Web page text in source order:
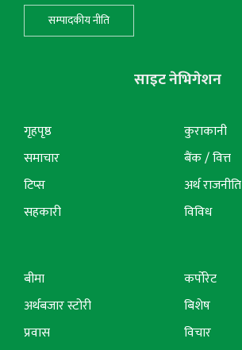
सम्पादकीय नीति
साइट नेभिगेशन
गृहपृष्ठ
समाचार
टिप्स
सहकारी
कुराकानी
बैंक / वित्त
अर्थ राजनीति
विविध
बीमा
अर्थबजार स्टोरी
प्रवास
कर्पोरेट
बिशेष
विचार